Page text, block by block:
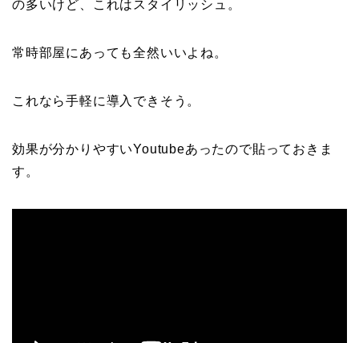
の多いけど、これはスタイリッシュ。
常時部屋にあっても全然いいよね。
これなら手軽に導入できそう。
効果が分かりやすいYoutubeあったので貼っておきま
す。